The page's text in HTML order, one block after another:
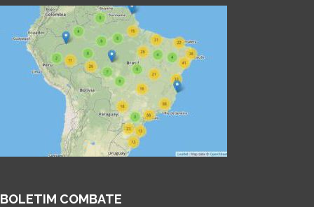
BOLETIM COMBATE